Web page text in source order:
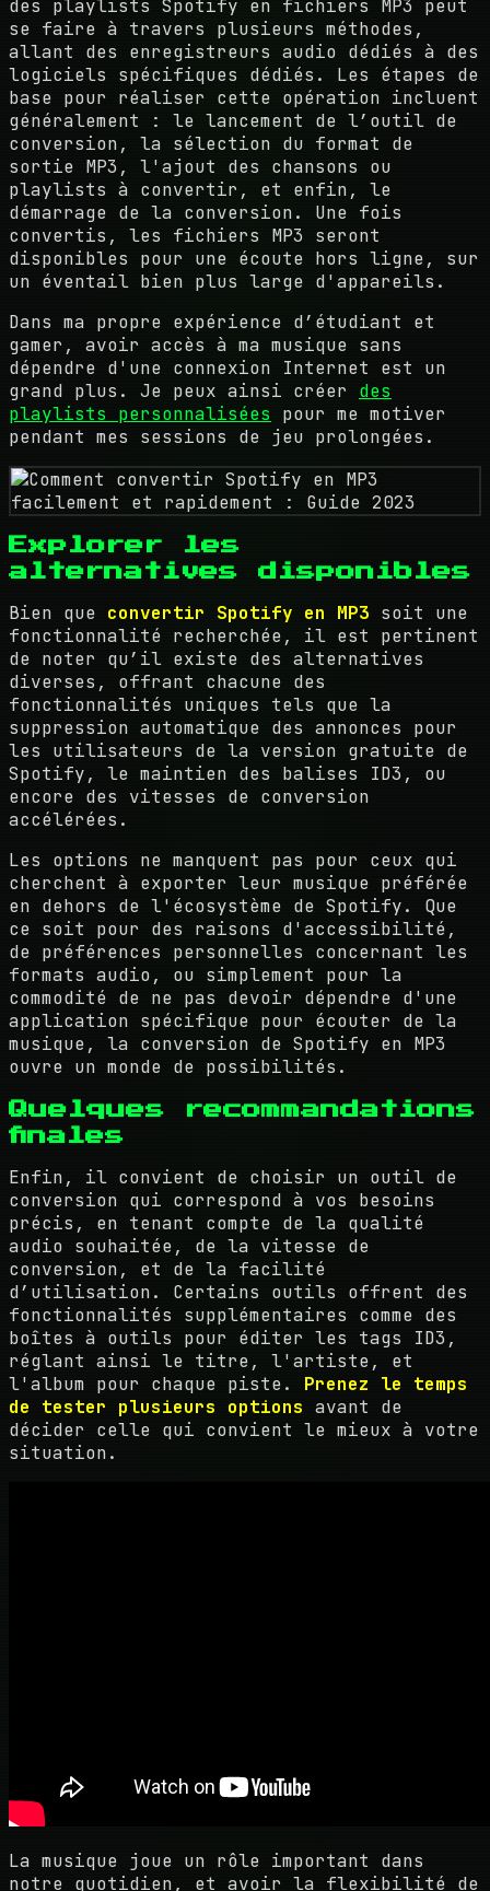
des playlists Spotify en fichiers MP3 peut
se faire à travers plusieurs méthodes,
allant des enregistreurs audio dédiés à des
logiciels spécifiques dédiés. Les étapes de
base pour réaliser cette opération incluent
généralement : le lancement de l’outil de
conversion, la sélection du format de
sortie MP3, l'ajout des chansons ou
playlists à convertir, et enfin, le
démarrage de la conversion. Une fois
convertis, les fichiers MP3 seront
disponibles pour une écoute hors ligne, sur
un éventail bien plus large d'appareils.
Dans ma propre expérience d’étudiant et
gamer, avoir accès à ma musique sans
dépendre d'une connexion Internet est un
grand plus. Je peux ainsi créer des
playlists personnalisées pour me motiver
pendant mes sessions de jeu prolongées.
Explorer les
alternatives disponibles
Bien que convertir Spotify en MP3 soit une
fonctionnalité recherchée, il est pertinent
de noter qu’il existe des alternatives
diverses, offrant chacune des
fonctionnalités uniques tels que la
suppression automatique des annonces pour
les utilisateurs de la version gratuite de
Spotify, le maintien des balises ID3, ou
encore des vitesses de conversion
accélérées.
Les options ne manquent pas pour ceux qui
cherchent à exporter leur musique préférée
en dehors de l'écosystème de Spotify. Que
ce soit pour des raisons d'accessibilité,
de préférences personnelles concernant les
formats audio, ou simplement pour la
commodité de ne pas devoir dépendre d'une
application spécifique pour écouter de la
musique, la conversion de Spotify en MP3
ouvre un monde de possibilités.
Quelques recommandations
finales
Enfin, il convient de choisir un outil de
conversion qui correspond à vos besoins
précis, en tenant compte de la qualité
audio souhaitée, de la vitesse de
conversion, et de la facilité
d’utilisation. Certains outils offrent des
fonctionnalités supplémentaires comme des
boîtes à outils pour éditer les tags ID3,
réglant ainsi le titre, l'artiste, et
l'album pour chaque piste. Prenez le temps
de tester plusieurs options avant de
décider celle qui convient le mieux à votre
situation.
La musique joue un rôle important dans
notre quotidien, et avoir la flexibilité de